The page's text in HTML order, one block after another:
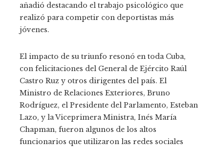
añadió destacando el trabajo psicológico que
realizó para competir con deportistas más
jóvenes.
El impacto de su triunfo resonó en toda Cuba,
con felicitaciones del General de Ejército Raúl
Castro Ruz y otros dirigentes del país. El
Ministro de Relaciones Exteriores, Bruno
Rodríguez, el Presidente del Parlamento, Esteban
Lazo, y la Viceprimera Ministra, Inés María
Chapman, fueron algunos de los altos
funcionarios que utilizaron las redes sociales